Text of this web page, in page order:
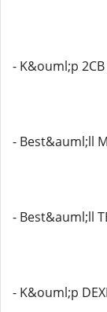
- K&ouml;p
- Best&auml;ll
- Best&auml;ll
- K&ouml;p